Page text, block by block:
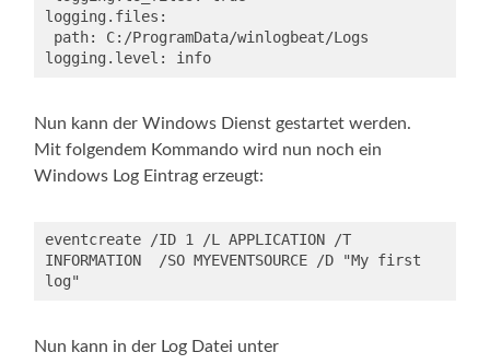
logging.files:
logging.level: info
Nun kann der Windows Dienst gestartet werden.
Mit folgendem Kommando wird nun noch ein
Windows Log Eintrag erzeugt:
eventcreate /ID 1 /L APPLICATION /T
INFORMATION  /SO MYEVENTSOURCE /D "My first
log"
Nun kann in der Log Datei unter